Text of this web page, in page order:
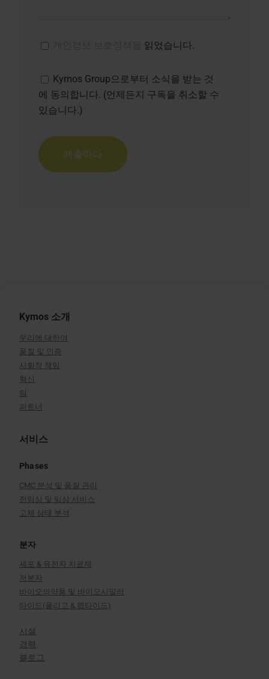
읽었습니다.
Kymos Group으로부터 소식을 받는 것
에 동의합니다. (언제든지 구독을 취소할 수
있습니다.)
Kymos 소개
우리에 대하여
품질 및 인증
사회적 책임
혁신
팀
파트너
서비스
Phases
CMC 분석 및 품질 관리
전임상 및 임상 서비스
고체 상태 분석
분자
세포 & 유전자 치료제
저분자
바이오의약품 및 바이오시밀러
타이드(올리고 & 펩타이드)
시설
경력
블로그